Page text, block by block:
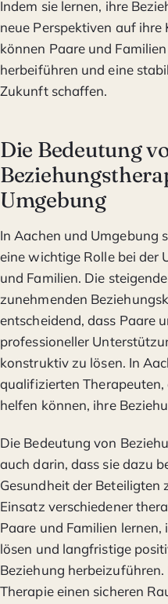
Indem sie lernen, ihre
neue Perspektiven auf
können Paare und
herbeiführen und eine
Zukunft schaffen.
Die Bedeutung
Umgebung
In Aachen und Umgebung
eine wichtige Rolle bei der
und Familien. Die
zunehmenden
entscheidend, dass Paare
professioneller
konstruktiv zu lösen. In
qualifizierten Therapeuten,
helfen können, ihre
Die Bedeutung von
auch darin, dass sie dazu
Gesundheit der Beteiligten
Einsatz verschiedener
Paare und Familien
lösen und langfristige
Beziehung
Therapie einen sicheren